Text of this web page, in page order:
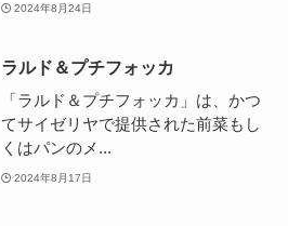
2024年8月24日
ラルド＆プチフォッカ
「ラルド＆プチフォッカ」は、かつ
てサイゼリヤで提供された前菜もし
くはパンのメ...
2024年8月17日